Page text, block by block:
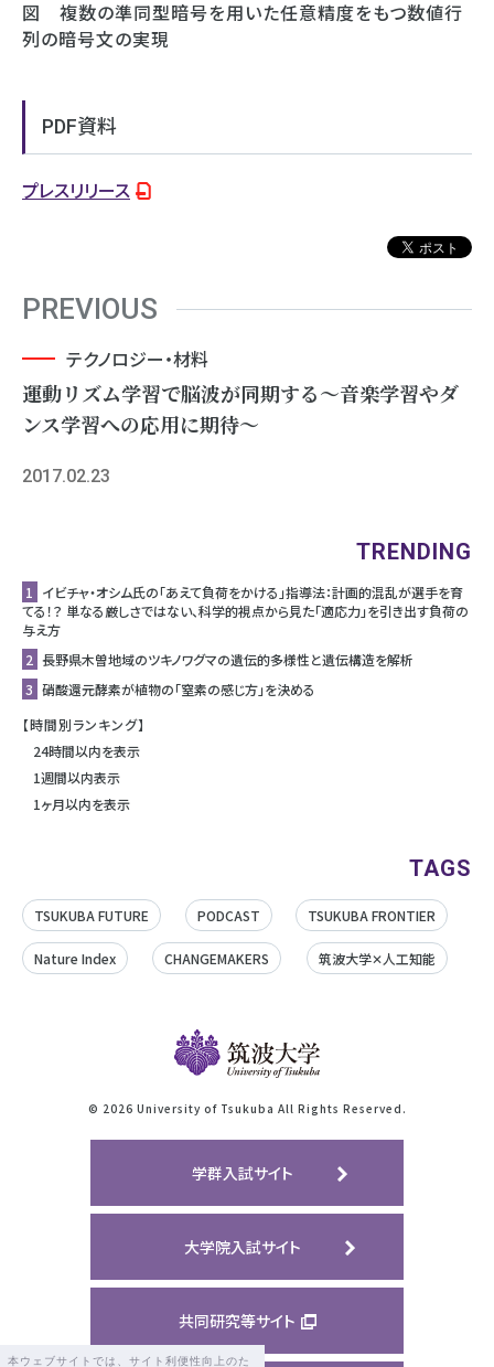
本ウェブサイトでは、サイト利便性向上のた
図 複数の準同型暗号を用いた任意精度をもつ数値行
列の暗号文の実現
PDF資料
プレスリリース
PREVIOUS
テクノロジー・材料
運動リズム学習で脳波が同期する～音楽学習やダ
ンス学習への応用に期待～
2017.02.23
TRENDING
1 イビチャ・オシム氏の「あえて負荷をかける」指導法：計画的混乱が選手を育
てる！？ 単なる厳しさではない、科学的視点から見た「適応力」を引き出す負荷の
与え方
2 長野県木曽地域のツキノワグマの遺伝的多様性と遺伝構造を解析
3 硝酸還元酵素が植物の「窒素の感じ方」を決める
【時間別ランキング】
24時間以内を表示
1週間以内表示
1ヶ月以内を表示
TAGS
TSUKUBA FUTURE PODCAST TSUKUBA FRONTIER
Nature Index CHANGEMAKERS 筑波大学✕人工知能
© 2026 University of Tsukuba All Rights Reserved.
学群入試サイト
大学院入試サイト
共同研究等サイト